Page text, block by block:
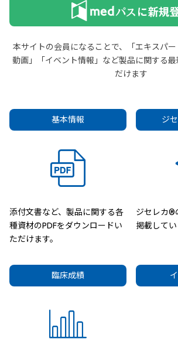
本サイトの会員になることで、「エキスパ
動画」「イベント情報」など製品に関する
だけます
基本情報
添付文書など、製品に関する各
種資材のPDFをダウンロードい
ただけます。
ジ
ジセレカ®
掲載してい
臨床成績